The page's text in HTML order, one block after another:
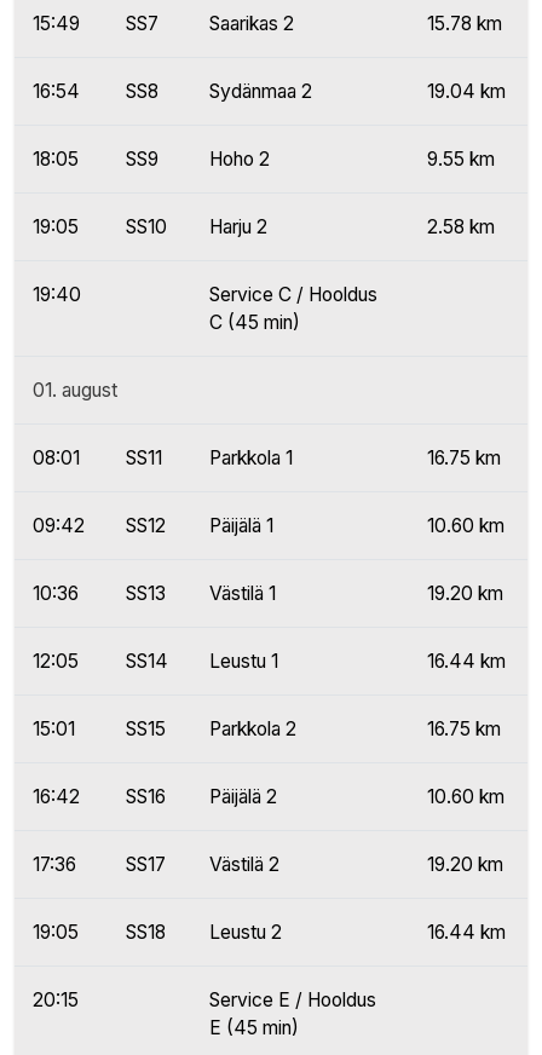
15:49 SS7 Saarikas 2 15.78 km
16:54 SS8 Sydänmaa 2 19.04 km
18:05 SS9 Hoho 2 9.55 km
19:05 SS10 Harju 2 2.58 km
19:40
Service C / Hooldus
C (45 min)
01. august
08:01 SS11 Parkkola 1 16.75 km
09:42 SS12 Päijälä 1 10.60 km
10:36 SS13 Västilä 1 19.20 km
12:05 SS14 Leustu 1 16.44 km
15:01 SS15 Parkkola 2 16.75 km
16:42 SS16 Päijälä 2 10.60 km
17:36 SS17 Västilä 2 19.20 km
19:05 SS18 Leustu 2 16.44 km
20:15
Service E / Hooldus
E (45 min)